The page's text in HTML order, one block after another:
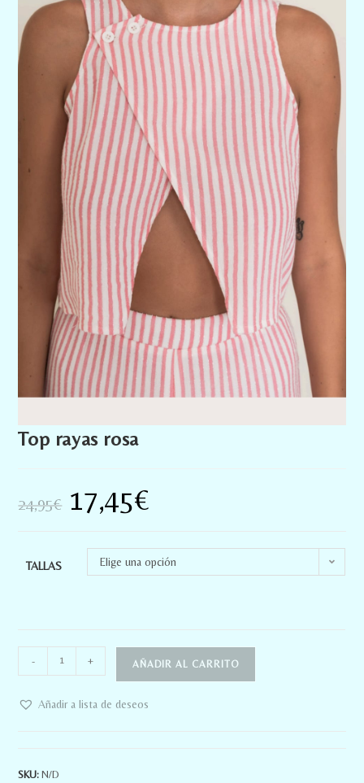
Top rayas rosa
24,95€ 17,45€
TALLAS Elige una opción
- + AÑADIR AL CARRITO
Añadir a lista de deseos
SKU:N/D